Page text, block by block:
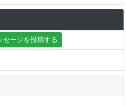
セージを投稿する